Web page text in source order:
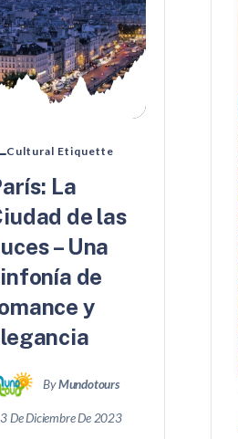
Cultural Etiquette
La
de las
– Una
de
y
ByMundotours
3 De Diciembre De 2023